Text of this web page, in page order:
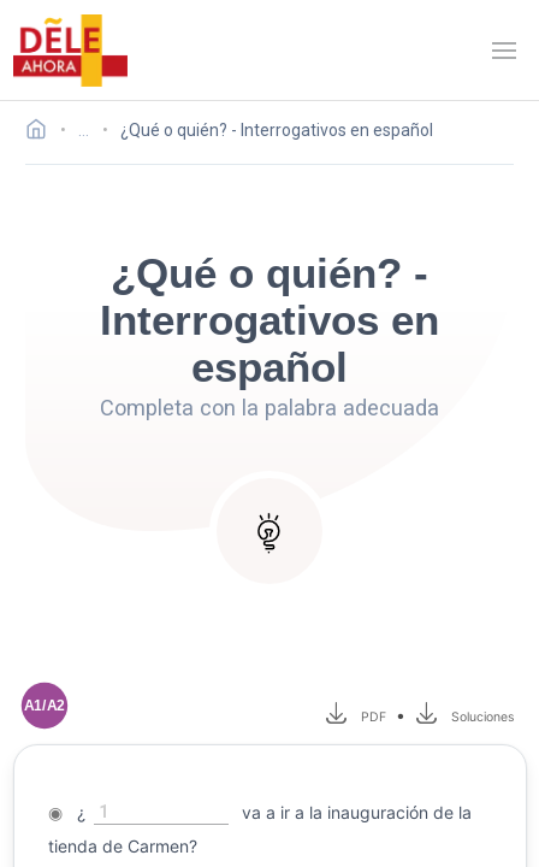
¿Qué o quién? - Interrogativos en español
¿Qué o quién? -
Interrogativos en
español
Completa con la palabra adecuada
A1/A2
PDF • Soluciones
◉¿ 1
va a ir a la inauguración de la
tienda de Carmen?